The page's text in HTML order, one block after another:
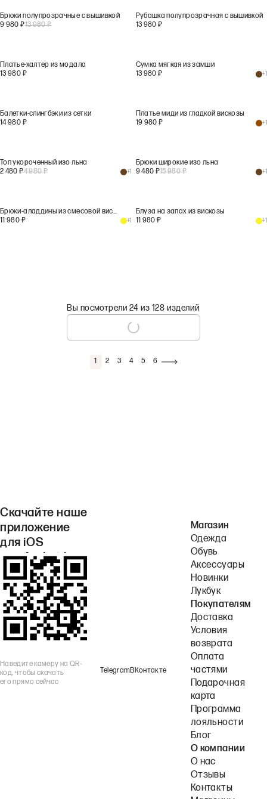
Брюки полупрозрачные с вышивкой
9 980 ₽13 980₽
Рубашка полупрозрачная с вышивкой
13 980 ₽
Платье-халтер из модала
13 980 ₽
Сумка мягкая из замши
13 980 ₽ +1
Балетки-слингбэки из сетки
14 980 ₽
Платье миди из гладкой вискозы
19 980 ₽ +1
Топ укороченный изо льна
2 480 ₽4 980₽ +1
Брюки широкие изо льна
9 480 ₽15 980₽ +1
Брюки-аладдины из смесовой вискозы
11 980 ₽ +1
Блуза на запах из вискозы
11 980 ₽ +1
Вы посмотрели 24 из 128 изделий
1 2 3 4 5 6
Скачайте наше
приложение
для iOS
или Android.
Наведите камеру на QR-
код, чтобы скачать
его прямо сейчас
TelegramВКонтакте
Магазин
Одежда
Обувь
Аксессуары
Новинки
Лукбук
Покупателям
Доставка
Условия
возврата
Оплата
частями
Подарочная
карта
Программа
лояльности
Блог
О компании
О нас
Отзывы
Контакты